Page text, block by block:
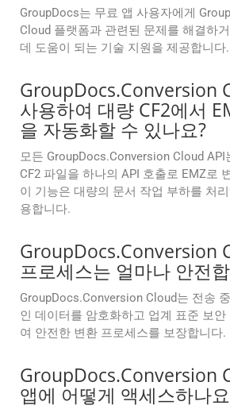
GroupDocs는 무료 앱 사용자에게
Cloud 플랫폼과 관련된 문제를 해결하
데 도움이 되는 기술 지원을 제공합니다.
GroupDocs.Conversion
사용하여 대량 CF2에서
을 자동화할 수 있나요?
모든 GroupDocs.Conversion Cloud API
CF2 파일을 하나의 API 호출로 EMZ로
이 기능은 대량의 문서 작업 부하를 처
용합니다.
GroupDocs.Conversion
프로세스는 얼마나 안전
GroupDocs.Conversion Cloud는 전송
인 데이터를 암호화하고 업계 표준 보
여 안전한 변환 프로세스를 보장합니다.
GroupDocs.Conversion
앱에 어떻게 액세스하나